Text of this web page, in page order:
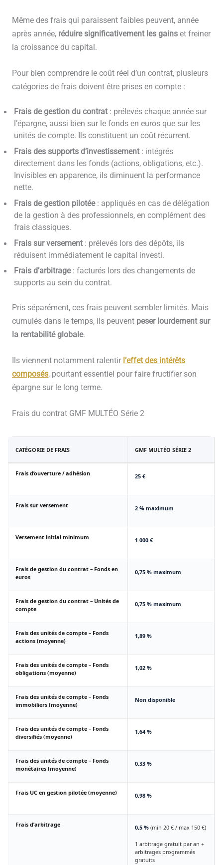
Même des frais qui paraissent faibles peuvent, année
après année, réduire significativement les gainset freiner
la croissance du capital.
Pour bien comprendre le coût réel d’un contrat, plusieurs
catégories de frais doivent être prises en compte :
Frais de gestion du contrat: prélevés chaque année sur
l’épargne, aussi bien sur le fonds en euros que sur les
unités de compte. Ils constituent un coût récurrent.
Frais des supports d’investissement: intégrés
directement dans les fonds (actions, obligations, etc.).
Invisibles en apparence, ils diminuent la performance
nette.
Frais de gestion pilotée: appliqués en cas de délégation
de la gestion à des professionnels, en complément des
frais classiques.
Frais sur versement: prélevés lors des dépôts, ils
réduisent immédiatement le capital investi.
Frais d’arbitrage: facturés lors des changements de
supports au sein du contrat.
Pris séparément, ces frais peuvent sembler limités. Mais
cumulés dans le temps, ils peuvent peser lourdement sur
la rentabilité globale.
Ils viennent notamment ralentir l’effet des intérêts
composés, pourtant essentiel pour faire fructifier son
épargne sur le long terme.
Frais du contrat GMF MULTÉO Série 2
CATÉGORIE DE FRAIS GMF MULTÉO SÉRIE 2
Frais d’ouverture / adhésion 25 €
Frais sur versement 2 % maximum
Versement initial minimum 1 000 €
Frais de gestion du contrat – Fonds en
euros
0,75 % maximum
Frais de gestion du contrat – Unités de
compte
0,75 % maximum
Frais des unités de compte – Fonds
actions (moyenne)
1,89 %
Frais des unités de compte – Fonds
obligations (moyenne)
1,02 %
Frais des unités de compte – Fonds
immobiliers (moyenne)
Non disponible
Frais des unités de compte – Fonds
diversifiés (moyenne)
1,64 %
Frais des unités de compte – Fonds
monétaires (moyenne)
0,33 %
Frais UC en gestion pilotée (moyenne) 0,98 %
Frais d’arbitrage 0,5 %(min 20 € / max 150 €)
1 arbitrage gratuit par an +
arbitrages programmés
gratuits